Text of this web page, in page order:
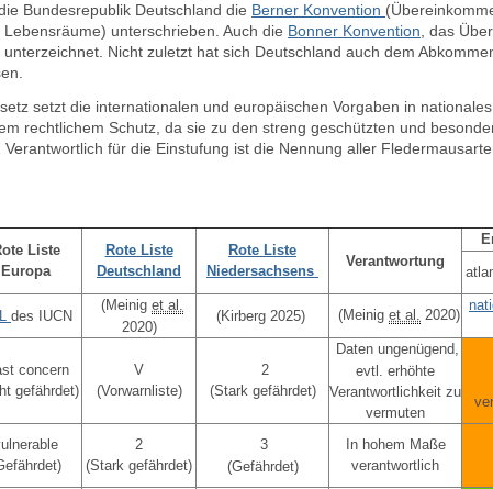
Bundesrepublik Deutschland die Berner Konvention
unterschrieben. Auch die Bonner Konvention , das
Nicht zuletzt hat sich Deutschland auch dem
setzt die internationalen und europäischen Vorgaben in
rechtlichem Schutz , da sie zu den streng geschützten und
für die Einstufung ist die Nennung aller
Liste
Europa
Rote Liste
Deutschland
Rote Liste
Niedersachsens
Verantwortung
des IUCN
(Meinig et al.
2020)
(Kirberg 2025) (Meinig et al. 2020)
concern
gefährdet)
V
(Vorwarnliste)
2
(Stark gefährdet)
Daten ungenügend,
evtl. erhöhte
Verantwortlichkeit zu
vermuten
2
(Stark gefährdet)
3
(Gefährdet)
In hohem Maße
verantwortlich